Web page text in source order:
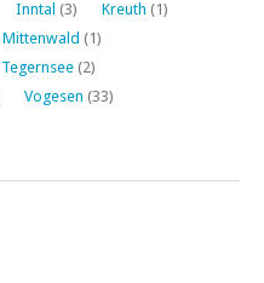
Inntal (3) Kreuth (1)
Mittenwald (1)
Tegernsee (2)
Vogesen (33)